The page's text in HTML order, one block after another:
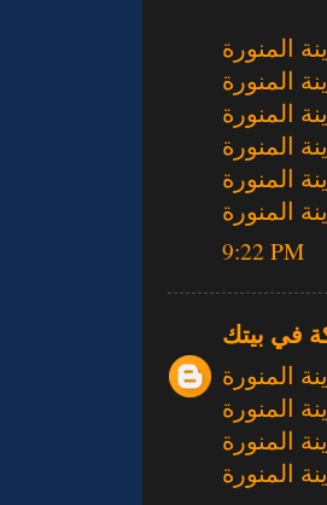
المنورة
المنورة
المنورة
المنورة
المنورة
المنورة
9:22 PM
في بيتك
المنورة
المنورة
المنورة
المنورة